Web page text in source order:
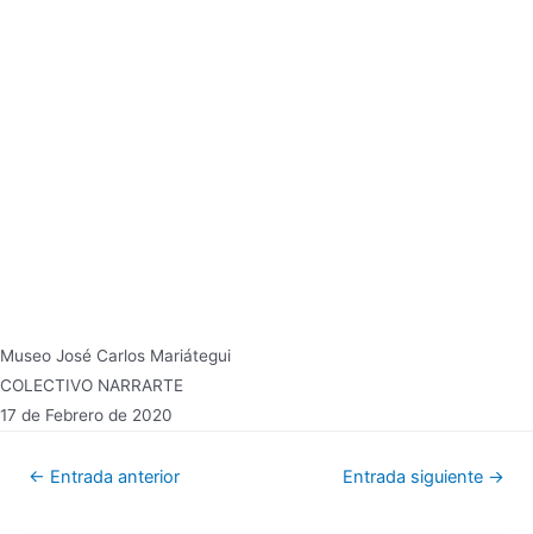
Museo José Carlos Mariátegui
COLECTIVO NARRARTE
17 de Febrero de 2020
Navegación
← Entrada anterior Entrada siguiente →